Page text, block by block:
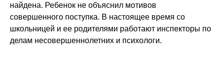
найдена. Ребенок не объяснил мотивов
совершенного поступка. В настоящее время со
школьницей и ее родителями работают инспекторы по
делам несовершеннолетних и психологи.